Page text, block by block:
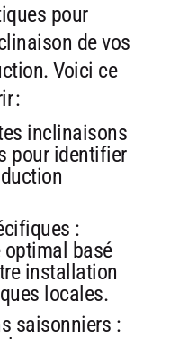
pour
de vos
Voici ce
:
inclinaisons
pour identifier
:
optimal basé
installation
locales.
saisonniers :